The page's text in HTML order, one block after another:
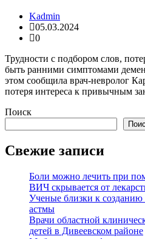
Kadmin
05.03.2024
0
Трудности с подбором слов,
быть ранними симптомами
этом сообщила врач-невролог
потеря интереса к привычным
Поиск
Свежие записи
Боли можно лечить при
ВИЧ скрывается от
Ученые близки к созданию
астмы
Врачи областной
детей в Дивеевском районе